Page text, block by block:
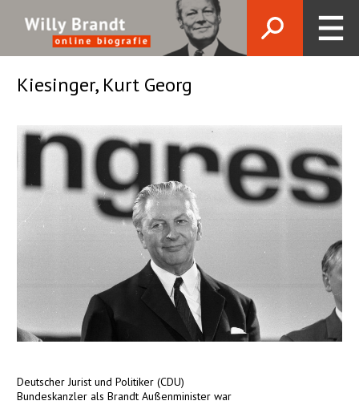
Kiesinger, Kurt Georg
Deutscher Jurist und Politiker (CDU)
Bundeskanzler als Brandt Außenminister war